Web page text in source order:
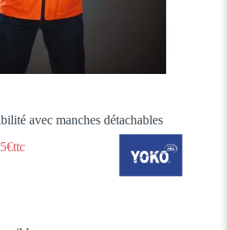
avec manches détachables
€ttc